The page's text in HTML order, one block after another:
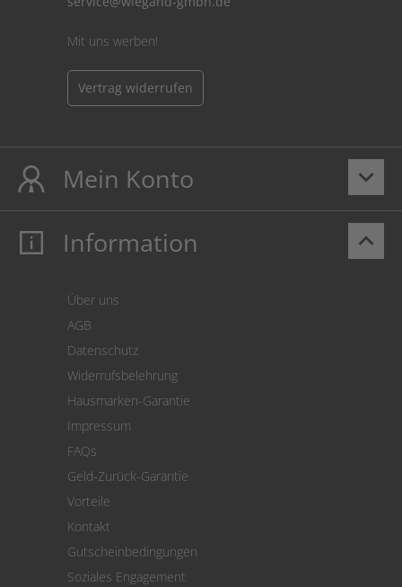
Mit uns werben!
Vertrag widerrufen
keyboard_arrow_down
Mein Konto
Mein Konto
Cookie Einstellungen
keyboard_arrow_up
Information
Über uns
AGB
Datenschutz
Widerrufsbelehrung
Hausmarken-Garantie
Impressum
FAQs
Geld-Zurück-Garantie
Vorteile
Kontakt
Gutscheinbedingungen
Soziales Engagement